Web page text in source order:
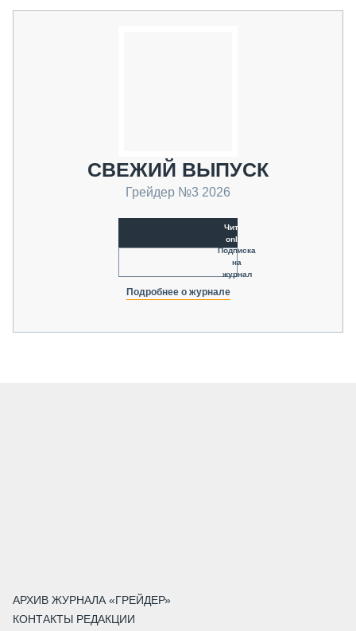
СВЕЖИЙ ВЫПУСК
Грейдер №3 2026
Читать
online
Подписка
на
журнал
Подробнее о журнале
АРХИВ ЖУРНАЛА «ГРЕЙДЕР»
КОНТАКТЫ РЕДАКЦИИ